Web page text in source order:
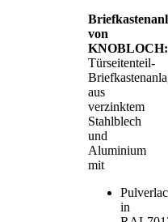
von
KNOBLOCH:
Türseitenteil-
aus
verzinktem
Stahlblech
und
Aluminium
mit
in